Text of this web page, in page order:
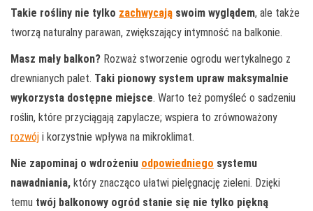
Takie rośliny nie tylko zachwycają swoim wyglądem, ale także
tworzą naturalny parawan, zwiększający intymność na balkonie.
Masz mały balkon? Rozważ stworzenie ogrodu wertykalnego z
drewnianych palet. Taki pionowy system upraw maksymalnie
wykorzysta dostępne miejsce. Warto też pomyśleć o sadzeniu
roślin, które przyciągają zapylacze; wspiera to zrównoważony
rozwój i korzystnie wpływa na mikroklimat.
Nie zapominaj o wdrożeniu odpowiedniego systemu
nawadniania, który znacząco ułatwi pielęgnację zieleni. Dzięki
temu twój balkonowy ogród stanie się nie tylko piękną